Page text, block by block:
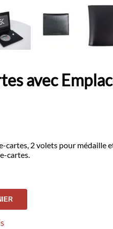
avec
cartes, 2 volets pour médaille
cartes.